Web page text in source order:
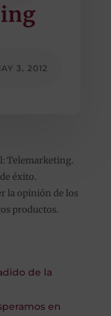
3, 2012
Telemarketing.
éxito.
la opinión de los
productos.
de la
en